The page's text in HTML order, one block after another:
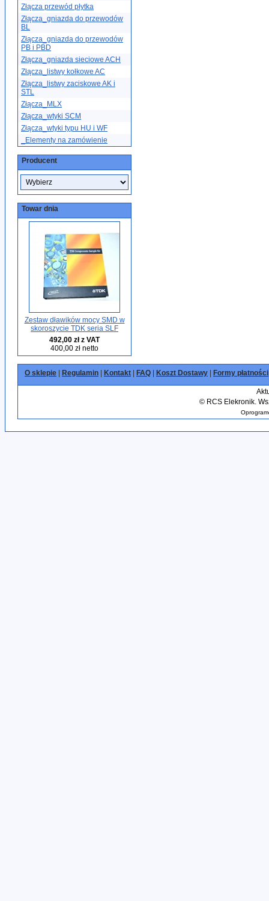
Złącza przewód płytka
Złącza_gniazda do przewodów
BL
Złącza_gniazda do przewodów
PB i PBD
Złącza_gniazda sieciowe ACH
Złącza_listwy kołkowe AC
Złącza_listwy zaciskowe AK i
STL
Złącza_MLX
Złącza_wtyki SCM
Złącza_wtyki typu HU i WF
_Elementy na zamówienie
Producent
Towar dnia
Zestaw dławików mocy SMD w
skoroszycie TDK seria SLF
492,00 zł z VAT
400,00 zł netto
O sklepie Regulamin Kontakt FAQ Koszt Dostawy Formy płatności
©RCS Elekronik.